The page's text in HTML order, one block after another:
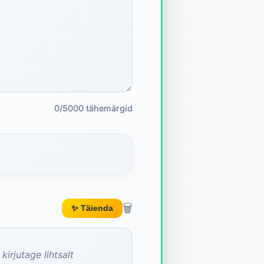
0/5000 tähemärgid
✨ Täienda 🗑️